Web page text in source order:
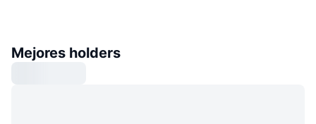
Mejores holders